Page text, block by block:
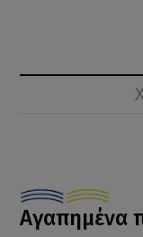
Αγαπημένα